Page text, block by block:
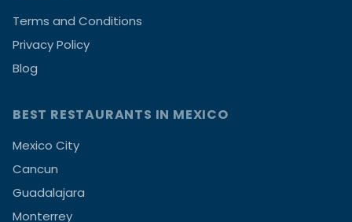
Terms and Conditions
Privacy Policy
Blog
BEST RESTAURANTS IN MEXICO
Mexico City
Cancun
Guadalajara
Monterrey